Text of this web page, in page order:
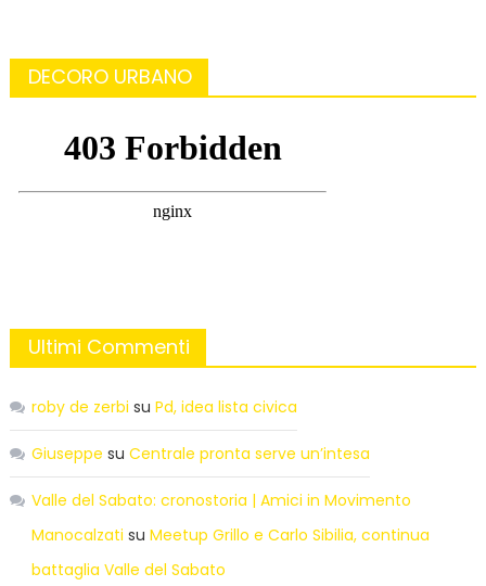
DECORO URBANO
Ultimi Commenti
roby de zerbi su Pd, idea lista civica
Giuseppe su Centrale pronta serve un’intesa
Valle del Sabato: cronostoria | Amici in Movimento
Manocalzati su Meetup Grillo e Carlo Sibilia, continua
battaglia Valle del Sabato